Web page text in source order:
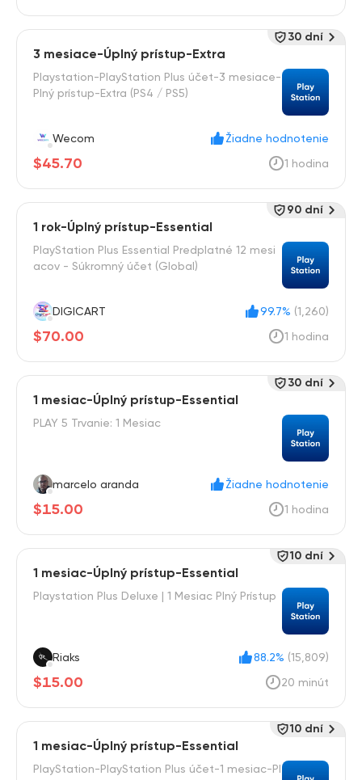
3 mesiace-Úplný prístup-Extra
Playstation-PlayStation Plus účet-3 mesiace-
Plný prístup-Extra (PS4 / PS5)
Wecom Žiadne hodnotenie
$45.70 1 hodina
30 dní
1 rok-Úplný prístup-Essential
PlayStation Plus Essential Predplatné 12 mesi
acov - Súkromný účet (Global)
DIGICART 99.7% (1,260)
$70.00 1 hodina
90 dní
1 mesiac-Úplný prístup-Essential
PLAY 5 Trvanie: 1 Mesiac
marcelo aranda Žiadne hodnotenie
$15.00 1 hodina
30 dní
1 mesiac-Úplný prístup-Essential
Playstation Plus Deluxe | 1 Mesiac Plný Prístup
Riaks 88.2% (15,809)
$15.00 20 minút
10 dní
1 mesiac-Úplný prístup-Essential
PlayStation-PlayStation Plus účet-1 mesiac-Pl
10 dní